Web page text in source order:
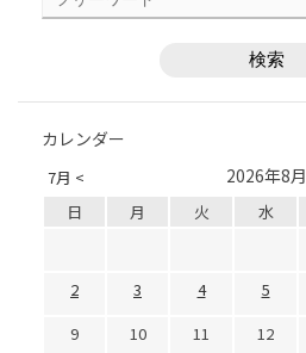
カレンダー
7月 < 2026年8月
日 月 火 水
2
3 4 5
9
10 11 12